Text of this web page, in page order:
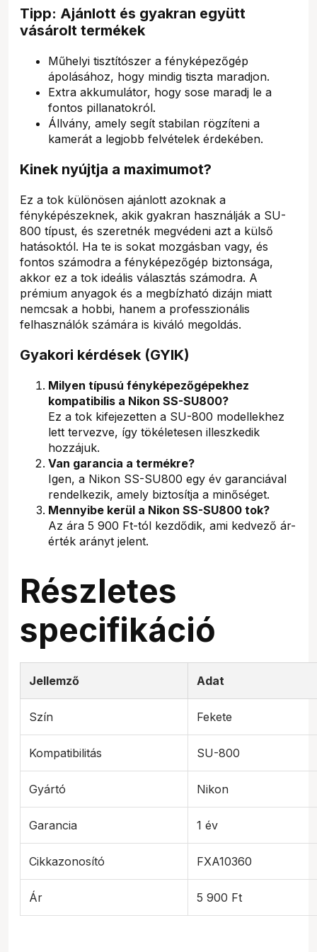
Tipp: Ajánlott és gyakran együtt
vásárolt termékek
Műhelyi tisztítószer a fényképezőgép
ápolásához, hogy mindig tiszta maradjon.
Extra akkumulátor, hogy sose maradj le a
fontos pillanatokról.
Állvány, amely segít stabilan rögzíteni a
kamerát a legjobb felvételek érdekében.
Kinek nyújtja a maximumot?
Ez a tok különösen ajánlott azoknak a
fényképészeknek, akik gyakran használják a SU-
800 típust, és szeretnék megvédeni azt a külső
hatásoktól. Ha te is sokat mozgásban vagy, és
fontos számodra a fényképezőgép biztonsága,
akkor ez a tok ideális választás számodra. A
prémium anyagok és a megbízható dizájn miatt
nemcsak a hobbi, hanem a professzionális
felhasználók számára is kiváló megoldás.
Gyakori kérdések (GYIK)
Milyen típusú fényképezőgépekhez
kompatibilis a Nikon SS-SU800?
Ez a tok kifejezetten a SU-800 modellekhez
lett tervezve, így tökéletesen illeszkedik
hozzájuk.
Van garancia a termékre?
Igen, a Nikon SS-SU800 egy év garanciával
rendelkezik, amely biztosítja a minőséget.
Mennyibe kerül a Nikon SS-SU800 tok?
Az ára 5 900 Ft-tól kezdődik, ami kedvező ár-
érték arányt jelent.
Részletes
specifikáció
Jellemző Adat
Szín Fekete
Kompatibilitás SU-800
Gyártó Nikon
Garancia 1 év
Cikkazonosító FXA10360
Ár 5 900 Ft